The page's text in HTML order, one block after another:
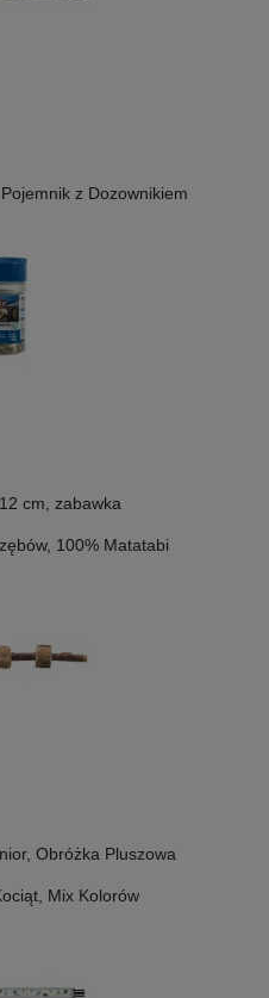
z Dozownikiem
cm, zabawka
100% Matatabi
Obróżka Pluszowa
Mix Kolorów